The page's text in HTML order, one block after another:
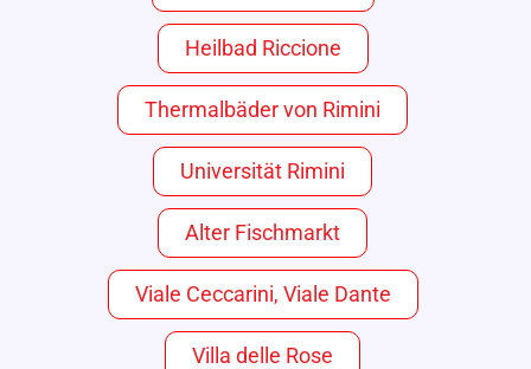
Heilbad Riccione
Thermalbäder von Rimini
Universität Rimini
Alter Fischmarkt
Viale Ceccarini, Viale Dante
Villa delle Rose